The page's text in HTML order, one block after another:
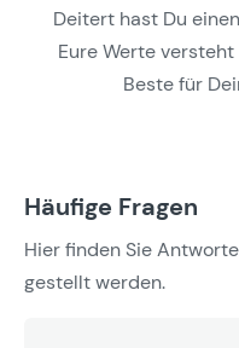
Deitert hast Du
Eure Werte
Beste für
Häufige Fragen
Hier finden Sie
gestellt werden.